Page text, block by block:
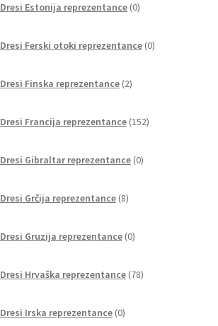
Dresi Estonija reprezentance 0izdelkov
Dresi Ferski otoki reprezentance 0izdelkov
Dresi Finska reprezentance 2izdelka
Dresi Francija reprezentance 152izdelkov
Dresi Gibraltar reprezentance 0izdelkov
Dresi Grčija reprezentance 8izdelkov
Dresi Gruzija reprezentance 0izdelkov
Dresi Hrvaška reprezentance 78izdelkov
Dresi Irska reprezentance 0izdelkov